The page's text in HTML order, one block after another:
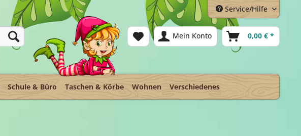
Service/Hilfe
Mein Konto 0,00 € *
Schule & Büro Taschen & Körbe Wohnen Verschiedenes